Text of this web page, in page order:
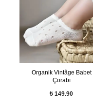
Organik Vintâge Babet
Çorabı
₺ 149.90